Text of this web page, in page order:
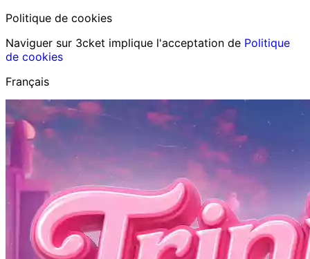
Politique de cookies
Naviguer sur 3cket implique l'acceptation de Politique
de cookies
Français